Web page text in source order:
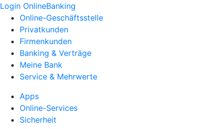
Login OnlineBanking
Online-Geschäftsstelle
Privatkunden
Firmenkunden
Banking & Verträge
Meine Bank
Service & Mehrwerte
Apps
Online-Services
Sicherheit